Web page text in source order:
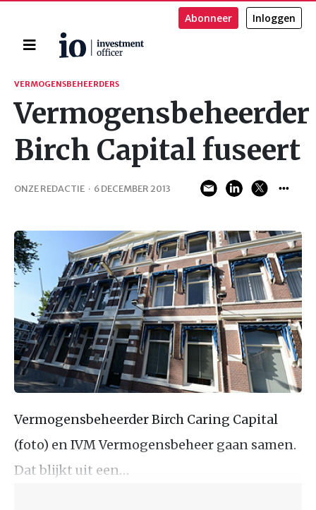
Home
Abonneer Inloggen
Zoeken
VERMOGENSBEHEERDERS
Vermogensbeheerder
Birch Capital fuseert
ONZE REDACTIE · 6 DECEMBER 2013
Vermogensbeheerder Birch Caring Capital
(foto) en IVM Vermogensbeheer gaan samen.
Dat blijkt uit een…